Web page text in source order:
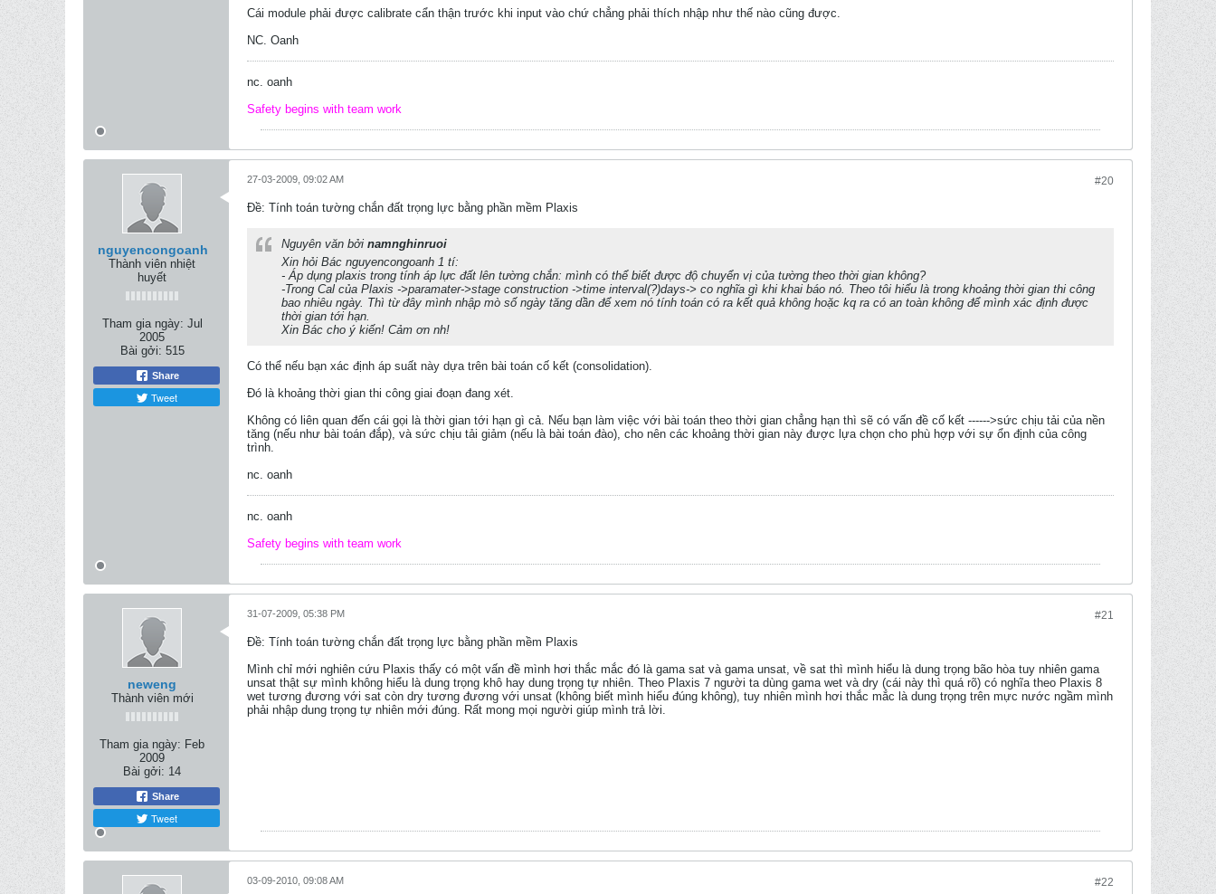
Cái module phải được calibrate cẩn thận trước khi input vào chứ chẳng phải thích nhập như thế nào cũng được.
NC. Oanh
nc. oanh
Safety begins with team work
nguyencongoanh
Thành viên nhiệt
huyết
Tham gia ngày: Jul
2005
Bài gởi: 515
Share
Tweet
#20
27-03-2009, 09:02 AM
Ðề: Tính toán tường chắn đất trọng lực bằng phần mềm Plaxis
Nguyên văn bởi namnghinruoi
Xin hỏi Bác nguyencongoanh 1 tí:
- Áp dụng plaxis trong tính áp lực đất lên tường chắn: mình có thể biết được độ chuyển vị của tường theo thời gian không?
-Trong Cal của Plaxis ->paramater->stage construction ->time interval(?)days-> co nghĩa gì khi khai báo nó. Theo tôi hiểu là trong khoảng thời gian thi công
bao nhiêu ngày. Thì từ đây mình nhập mò số ngày tăng dần để xem nó tính toán có ra kết quả không hoặc kq ra có an toàn không để mình xác định được
thời gian tới hạn.
Xin Bác cho ý kiến! Cảm ơn nh!
Có thể nếu bạn xác định áp suất này dựa trên bài toán cố kết (consolidation).
Đó là khoảng thời gian thi công giai đoạn đang xét.
Không có liên quan đến cái gọi là thời gian tới hạn gì cả. Nếu bạn làm việc với bài toán theo thời gian chẳng hạn thì sẽ có vấn đề cố kết ------>sức chịu tải của nền
tăng (nếu như bài toán đắp), và sức chịu tải giảm (nếu là bài toán đào), cho nên các khoảng thời gian này được lựa chọn cho phù hợp với sự ổn định của công
trình.
nc. oanh
nc. oanh
Safety begins with team work
neweng
Thành viên mới
Tham gia ngày: Feb
2009
Bài gởi: 14
Share
Tweet
#21
31-07-2009, 05:38 PM
Ðề: Tính toán tường chắn đất trọng lực bằng phần mềm Plaxis
Mình chỉ mới nghiên cứu Plaxis thấy có một vấn đề mình hơi thắc mắc đó là gama sat và gama unsat, về sat thì mình hiểu là dung trọng bão hòa tuy nhiên gama
unsat thật sự mình không hiểu là dung trọng khô hay dung trọng tự nhiên. Theo Plaxis 7 người ta dùng gama wet và dry (cái này thì quá rõ) có nghĩa theo Plaxis 8
wet tương đương với sat còn dry tương đương với unsat (không biết mình hiểu đúng không), tuy nhiên mình hơi thắc mắc là dung trọng trên mực nước ngầm mình
phải nhập dung trọng tự nhiên mới đúng. Rất mong mọi người giúp mình trả lời.
#22
03-09-2010, 09:08 AM